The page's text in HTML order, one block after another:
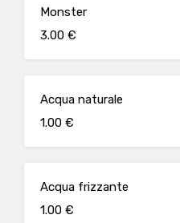
Monster
3.00 €
Acqua naturale
1.00 €
Acqua frizzante
1.00 €